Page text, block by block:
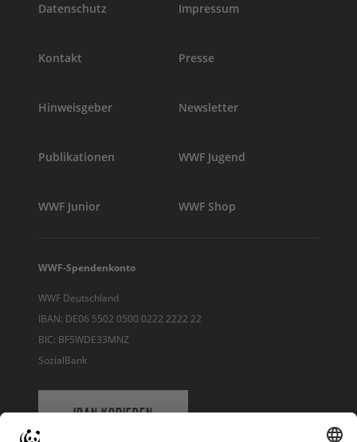
Datenschutz Impressum
Kontakt Presse
Hinweisgeber Newsletter
Publikationen WWF Jugend
WWF Junior WWF Shop
WWF-Spendenkonto
WWF Deutschland
IBAN: DE06 5502 0500 0222 2222 22
BIC: BFSWDE33MNZ
SozialBank
IBAN KOPIEREN